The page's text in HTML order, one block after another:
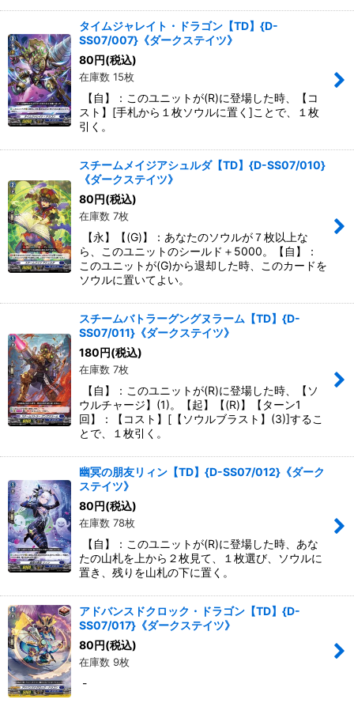
タイムジャレイト・ドラゴン【TD】{D-
SS07/007}《ダークステイツ》
80円(税込)
在庫数 15枚
【自】：このユニットが(R)に登場した時、【コ
スト】[手札から１枚ソウルに置く]ことで、１枚
引く。
スチームメイジアシュルダ【TD】{D-SS07/010}
《ダークステイツ》
80円(税込)
在庫数 7枚
【永】【(G)】：あなたのソウルが７枚以上な
ら、このユニットのシールド＋5000。【自】：
このユニットが(G)から退却した時、このカードを
ソウルに置いてよい。
スチームバトラーグングヌラーム【TD】{D-
SS07/011}《ダークステイツ》
180円(税込)
在庫数 7枚
【自】：このユニットが(R)に登場した時、【ソ
ウルチャージ】(1)。【起】【(R)】【ターン1
回】：【コスト】[【ソウルブラスト】(3)]するこ
とで、１枚引く。
幽冥の朋友リィン【TD】{D-SS07/012}《ダーク
ステイツ》
80円(税込)
在庫数 78枚
【自】：このユニットが(R)に登場した時、あな
たの山札を上から２枚見て、１枚選び、ソウルに
置き、残りを山札の下に置く。
アドバンスドクロック・ドラゴン【TD】{D-
SS07/017}《ダークステイツ》
80円(税込)
在庫数 9枚
-